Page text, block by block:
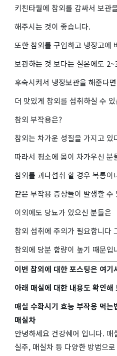
키친타월에 참외를 감싸서 보관
해주시는 것이 좋습니다.
또한 참외를 구입하고 냉장고에
보관하는 것 보다는 실온에도
후숙시켜서 냉장보관을 해준다면
더 맛있게 참외를 섭취하실 수
참외 부작용은?
참외는 차가운 성질을 가지고 있
따라서 평소에 몸이 차가우신 분
참외를 과다섭취 할 경우 복통이
같은 부작용 증상들이 발생할 수
이외에도 당뇨가 있으신 분들은
참외 섭취에 주의가 필요합니다
참외에 당분 함량이 높기 때문입
이번 참외에 대한 포스팅은 여기
아래 매실에 대한 내용도 확인해
매실 수확시기 효능 부작용 먹
매실차
안녕하세요 건강쉐어 입니다.
실주, 매실차 등 다양한 방법으